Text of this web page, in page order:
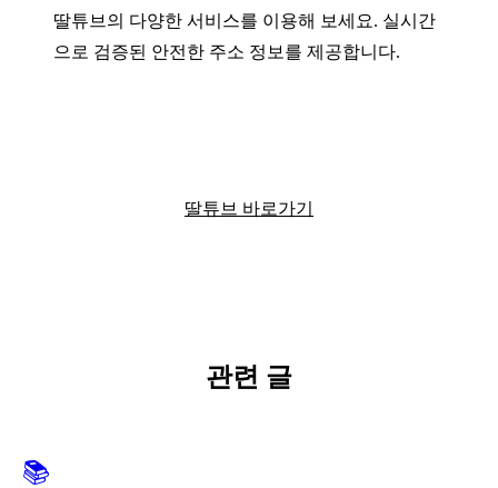
딸튜브의 다양한 서비스를 이용해 보세요. 실시간
으로 검증된 안전한 주소 정보를 제공합니다.
딸튜브 바로가기
관련 글
📚